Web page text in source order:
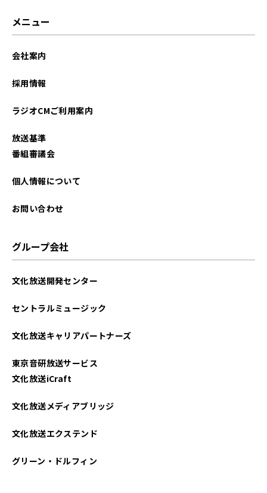
メニュー
会社案内
採用情報
ラジオCMご利用案内
放送基準
番組審議会
個人情報について
お問い合わせ
グループ会社
文化放送開発センター
セントラルミュージック
文化放送キャリアパートナーズ
東京音研放送サービス
文化放送iCraft
文化放送メディアブリッジ
文化放送エクステンド
グリーン・ドルフィン